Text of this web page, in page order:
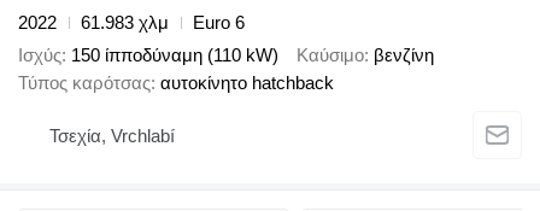
2022
61.983 χλμ
Euro 6
Ισχύς 150 ίπποδύναμη (110 kW) Καύσιμο βενζίνη
Τύπος καρότσας αυτοκίνητο hatchback
Τσεχία, Vrchlabí